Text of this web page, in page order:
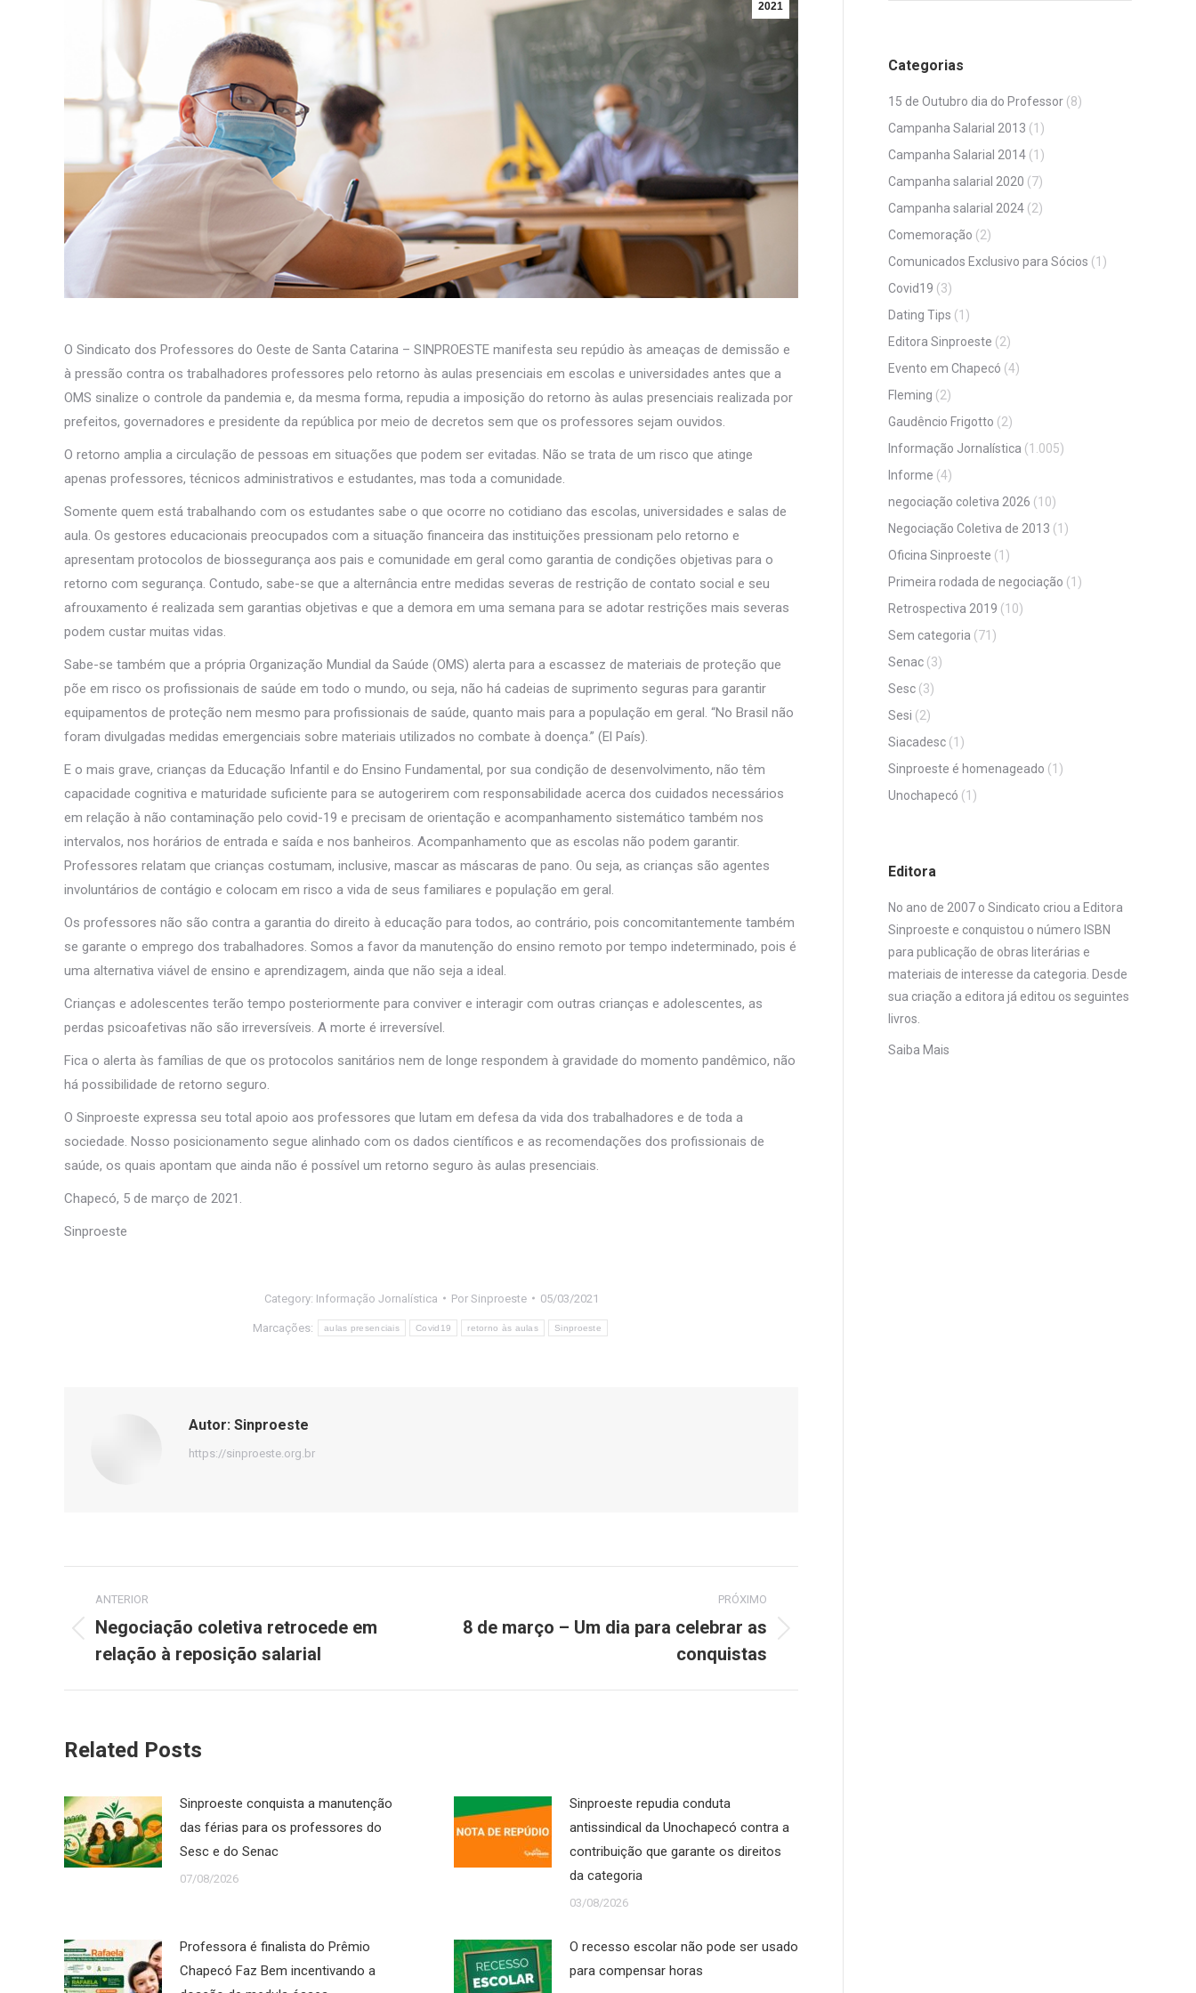
2021
O Sindicato dos Professores do Oeste de Santa Catarina – SINPROESTE manifesta seu repúdio às ameaças de demissão e
à pressão contra os trabalhadores professores pelo retorno às aulas presenciais em escolas e universidades antes que a
OMS sinalize o controle da pandemia e, da mesma forma, repudia a imposição do retorno às aulas presenciais realizada por
prefeitos, governadores e presidente da república por meio de decretos sem que os professores sejam ouvidos.
O retorno amplia a circulação de pessoas em situações que podem ser evitadas. Não se trata de um risco que atinge
apenas professores, técnicos administrativos e estudantes, mas toda a comunidade.
Somente quem está trabalhando com os estudantes sabe o que ocorre no cotidiano das escolas, universidades e salas de
aula. Os gestores educacionais preocupados com a situação financeira das instituições pressionam pelo retorno e
apresentam protocolos de biossegurança aos pais e comunidade em geral como garantia de condições objetivas para o
retorno com segurança. Contudo, sabe-se que a alternância entre medidas severas de restrição de contato social e seu
afrouxamento é realizada sem garantias objetivas e que a demora em uma semana para se adotar restrições mais severas
podem custar muitas vidas.
Sabe-se também que a própria Organização Mundial da Saúde (OMS) alerta para a escassez de materiais de proteção que
põe em risco os profissionais de saúde em todo o mundo, ou seja, não há cadeias de suprimento seguras para garantir
equipamentos de proteção nem mesmo para profissionais de saúde, quanto mais para a população em geral. “No Brasil não
foram divulgadas medidas emergenciais sobre materiais utilizados no combate à doença.” (El País).
E o mais grave, crianças da Educação Infantil e do Ensino Fundamental, por sua condição de desenvolvimento, não têm
capacidade cognitiva e maturidade suficiente para se autogerirem com responsabilidade acerca dos cuidados necessários
em relação à não contaminação pelo covid-19 e precisam de orientação e acompanhamento sistemático também nos
intervalos, nos horários de entrada e saída e nos banheiros. Acompanhamento que as escolas não podem garantir.
Professores relatam que crianças costumam, inclusive, mascar as máscaras de pano. Ou seja, as crianças são agentes
involuntários de contágio e colocam em risco a vida de seus familiares e população em geral.
Os professores não são contra a garantia do direito à educação para todos, ao contrário, pois concomitantemente também
se garante o emprego dos trabalhadores. Somos a favor da manutenção do ensino remoto por tempo indeterminado, pois é
uma alternativa viável de ensino e aprendizagem, ainda que não seja a ideal.
Crianças e adolescentes terão tempo posteriormente para conviver e interagir com outras crianças e adolescentes, as
perdas psicoafetivas não são irreversíveis. A morte é irreversível.
Fica o alerta às famílias de que os protocolos sanitários nem de longe respondem à gravidade do momento pandêmico, não
há possibilidade de retorno seguro.
O Sinproeste expressa seu total apoio aos professores que lutam em defesa da vida dos trabalhadores e de toda a
sociedade. Nosso posicionamento segue alinhado com os dados científicos e as recomendações dos profissionais de
saúde, os quais apontam que ainda não é possível um retorno seguro às aulas presenciais.
Chapecó, 5 de março de 2021.
Sinproeste
Category: Informação Jornalística Por Sinproeste 05/03/2021
Marcações: aulas presenciais Covid19 retorno às aulas Sinproeste
Autor: Sinproeste
https://sinproeste.org.br
de
post:
ANTERIOR
Post
anterior:
Negociação coletiva retrocede em
relação à reposição salarial
PRÓXIMO
Próximo
8 de março – Um dia para celebrar as
conquistas
Related Posts
Sinproeste conquista a manutenção
das férias para os professores do
Sesc e do Senac
07/08/2026
Sinproeste repudia conduta
antissindical da Unochapecó contra a
contribuição que garante os direitos
da categoria
03/08/2026
Professora é finalista do Prêmio
Chapecó Faz Bem incentivando a
O recesso escolar não pode ser usado
para compensar horas
Categorias
15 de Outubro dia do Professor (8)
Campanha Salarial 2013 (1)
Campanha Salarial 2014 (1)
Campanha salarial 2020 (7)
Campanha salarial 2024 (2)
Comemoração (2)
Comunicados Exclusivo para Sócios (1)
Covid19 (3)
Dating Tips (1)
Editora Sinproeste (2)
Evento em Chapecó (4)
Fleming (2)
Gaudêncio Frigotto (2)
Informação Jornalística (1.005)
Informe (4)
negociação coletiva 2026 (10)
Negociação Coletiva de 2013 (1)
Oficina Sinproeste (1)
Primeira rodada de negociação (1)
Retrospectiva 2019 (10)
Sem categoria (71)
Senac (3)
Sesc (3)
Sesi (2)
Siacadesc (1)
Sinproeste é homenageado (1)
Unochapecó (1)
Editora
No ano de 2007 o Sindicato criou a Editora
Sinproeste e conquistou o número ISBN
para publicação de obras literárias e
materiais de interesse da categoria. Desde
sua criação a editora já editou os seguintes
livros.
Saiba Mais